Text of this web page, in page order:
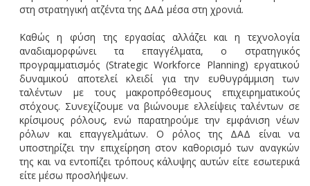
στη στρατηγική ατζέντα της ΔΑΔ μέσα στη χρονιά.
Καθώς η φύση της εργασίας αλλάζει και η τεχνολογία
αναδιαμορφώνει τα επαγγέλματα, ο στρατηγικός
προγραμματισμός (Strategic Workforce Planning) εργατικού
δυναμικού αποτελεί κλειδί για την ευθυγράμμιση των
ταλέντων με τους μακροπρόθεσμους επιχειρηματικούς
στόχους. Συνεχίζουμε να βιώνουμε ελλείψεις ταλέντων σε
κρίσιμους ρόλους, ενώ παρατηρούμε την εμφάνιση νέων
ρόλων και επαγγελμάτων. Ο ρόλος της ΔΑΔ είναι να
υποστηρίζει την επιχείρηση στον καθορισμό των αναγκών
της και να εντοπίζει τρόπους κάλυψης αυτών είτε εσωτερικά
είτε μέσω προσλήψεων.